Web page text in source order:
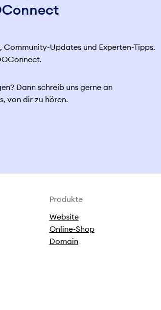
Community-Updates und Experten-Tipps.
Dann schreib uns gerne an
von dir zu hören.
Produkte
Website
Online-Shop
Domain